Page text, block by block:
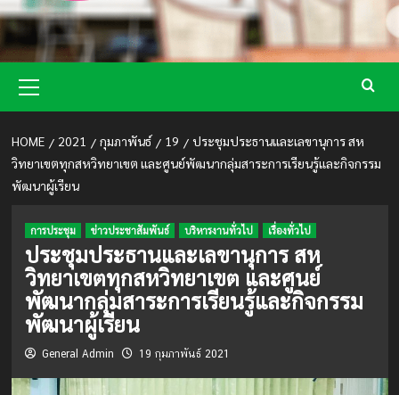
Menu
HOME 2021 กุมภาพันธ์ 19
ประชุมประธานและเลขานุการ สห
วิทยาเขตทุกสหวิทยาเขต และศูนย์พัฒนากลุ่มสาระการเรียนรู้และกิจกรรม
พัฒนาผู้เรียน
การประชุม ข่าวประชาสัมพันธ์ บริหารงานทั่วไป เรื่องทั่วไป
ประชุมประธานและเลขานุการ สห
วิทยาเขตทุกสหวิทยาเขต และศูนย์
พัฒนากลุ่มสาระการเรียนรู้และกิจกรรม
พัฒนาผู้เรียน
General Admin 19 กุมภาพันธ์ 2021